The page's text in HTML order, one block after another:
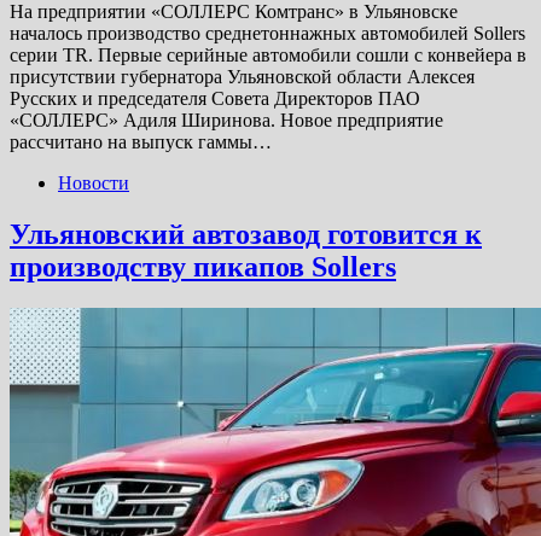
На предприятии «СОЛЛЕРС Комтранс» в Ульяновске
началось производство среднетоннажных автомобилей Sollers
серии TR. Первые серийные автомобили сошли с конвейера в
присутствии губернатора Ульяновской области Алексея
Русских и председателя Совета Директоров ПАО
«СОЛЛЕРС» Адиля Ширинова. Новое предприятие
рассчитано на выпуск гаммы…
Новости
Ульяновский автозавод готовится к
производству пикапов Sollers